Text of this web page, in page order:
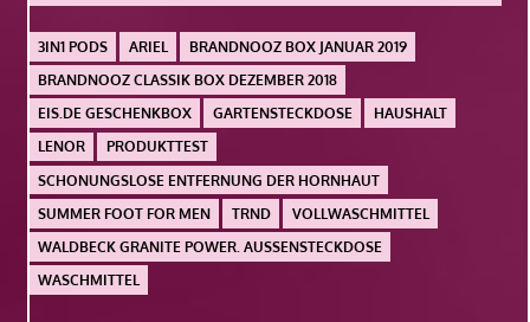
3IN1 PODS ARIEL
BRANDNOOZ BOX JANUAR 2019
BRANDNOOZ CLASSIK BOX DEZEMBER 2018
EIS.DE GESCHENKBOX
GARTENSTECKDOSE
HAUSHALT
LENOR
PRODUKTTEST
SCHONUNGSLOSE ENTFERNUNG DER HORNHAUT
SUMMER FOOT FOR MEN
TRND
VOLLWASCHMITTEL
WALDBECK GRANITE POWER. AUSSENSTECKDOSE
WASCHMITTEL